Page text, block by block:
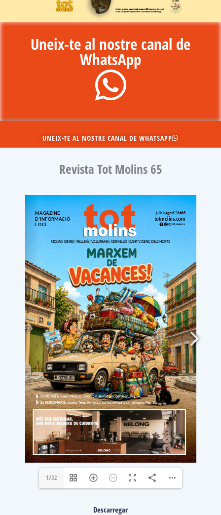
Uneix-te al nostre canal de
WhatsApp
UNEIX-TE AL NOSTRE CANAL DE WHATSAPP
Revista Tot Molins 65
1/32
Descarregar